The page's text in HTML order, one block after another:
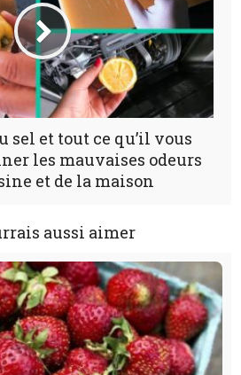
sel et tout ce qu’il vous
les mauvaises odeurs
et de la maison
aussi aimer